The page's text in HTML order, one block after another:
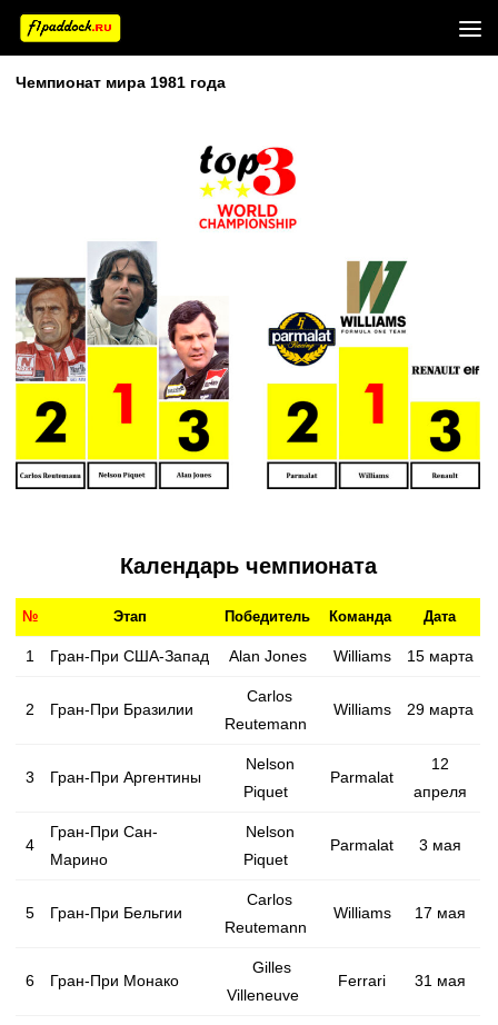
Чемпионат мира 1981 года
Календарь чемпионата
№ Этап Победитель Команда Дата
1 Гран-При США-Запад Alan Jones Williams 15 марта
2 Гран-При Бразилии
Carlos
Reutemann
Williams 29 марта
3 Гран-При Аргентины
Nelson
Piquet
Parmalat
12
апреля
4
Гран-При Сан-
Марино
Nelson
Piquet
Parmalat 3 мая
5 Гран-При Бельгии
Carlos
Reutemann
Williams 17 мая
6 Гран-При Монако
Gilles
Villeneuve
Ferrari 31 мая